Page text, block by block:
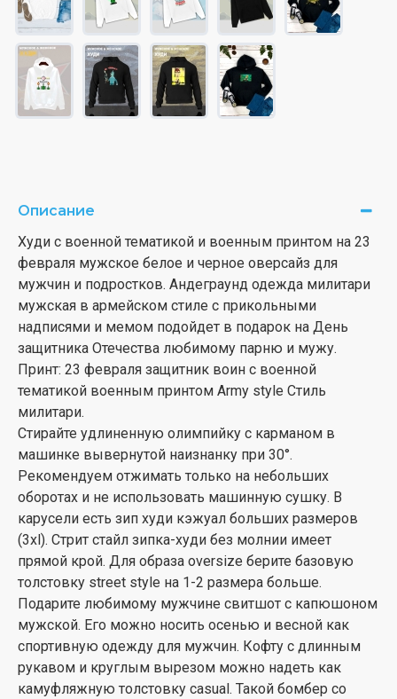
Описание
Худи с военной тематикой и военным принтом на 23
февраля мужское белое и черное оверсайз для
мужчин и подростков. Андеграунд одежда милитари
мужская в армейском стиле с прикольными
надписями и мемом подойдет в подарок на День
защитника Отечества любимому парню и мужу.
Принт: 23 февраля защитник воин с военной
тематикой военным принтом Army style Стиль
милитари.
Стирайте удлиненную олимпийку с карманом в
машинке вывернутой наизнанку при 30°.
Рекомендуем отжимать только на небольших
оборотах и не использовать машинную сушку. В
карусели есть зип худи кэжуал больших размеров
(3xl). Стрит стайл зипка-худи без молнии имеет
прямой крой. Для образа oversize берите базовую
толстовку street style на 1-2 размера больше.
Подарите любимому мужчине свитшот с капюшоном
мужской. Его можно носить осенью и весной как
спортивную одежду для мужчин. Кофту с длинным
рукавом и круглым вырезом можно надеть как
камуфляжную толстовку casual. Такой бомбер со